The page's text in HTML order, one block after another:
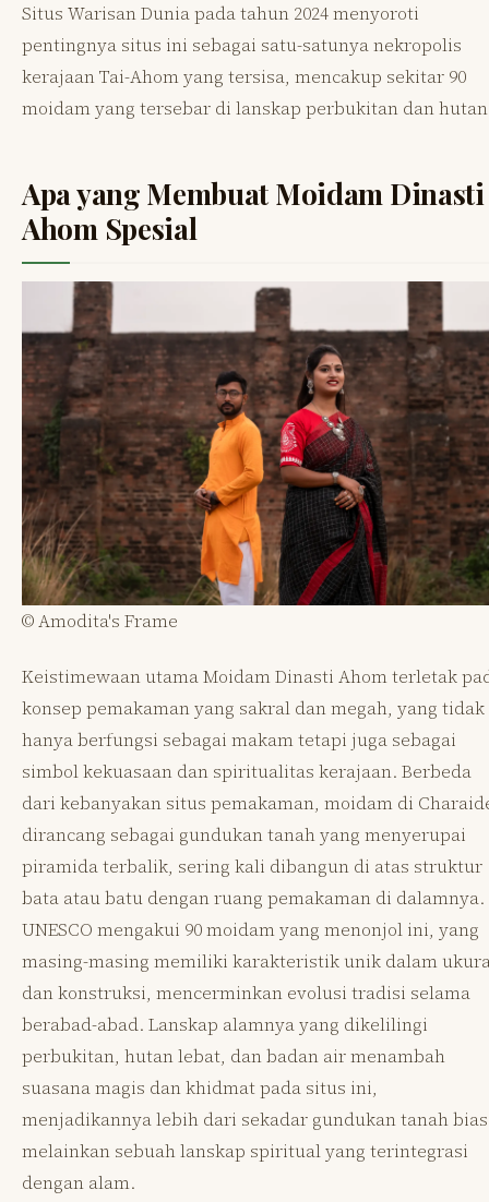
Situs Warisan Dunia pada tahun 2024 menyoroti
pentingnya situs ini sebagai satu-satunya nekropolis
kerajaan Tai-Ahom yang tersisa, mencakup sekitar 90
moidam yang tersebar di lanskap perbukitan dan
Apa yang Membuat Moidam Dinasti
Ahom Spesial
© Amodita's Frame
Keistimewaan utama Moidam Dinasti Ahom terletak
konsep pemakaman yang sakral dan megah, yang tidak
hanya berfungsi sebagai makam tetapi juga sebagai
simbol kekuasaan dan spiritualitas kerajaan. Berbeda
dari kebanyakan situs pemakaman, moidam di
dirancang sebagai gundukan tanah yang menyerupai
piramida terbalik, sering kali dibangun di atas struktur
bata atau batu dengan ruang pemakaman di dalamnya.
UNESCO mengakui 90 moidam yang menonjol ini, yang
masing-masing memiliki karakteristik unik dalam
dan konstruksi, mencerminkan evolusi tradisi selama
berabad-abad. Lanskap alamnya yang dikelilingi
perbukitan, hutan lebat, dan badan air menambah
suasana magis dan khidmat pada situs ini,
menjadikannya lebih dari sekadar gundukan tanah
melainkan sebuah lanskap spiritual yang terintegrasi
dengan alam.